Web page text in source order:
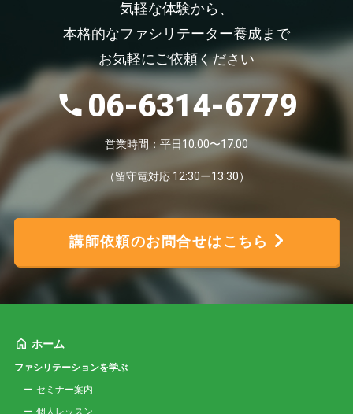
気軽な体験から、
本格的なファシリテーター養成まで
お気軽にご依頼ください
06-6314-6779
営業時間：平日10:00〜17:00
（留守電対応 12:30ー13:30）
講師依頼のお問合せはこちら
ホーム
ファシリテーションを学ぶ
セミナー案内
個人レッスン